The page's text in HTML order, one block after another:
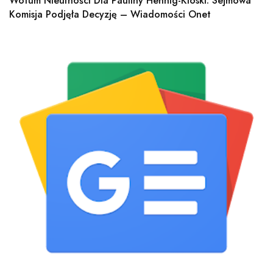
Komisja Podjęła Decyzję – Wiadomości Onet